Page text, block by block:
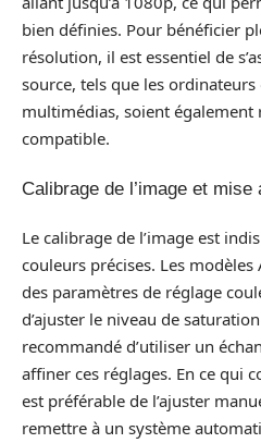
bien définies. Pour bénéficier
résolution, il est essentiel de
source, tels que les ordinateurs
multimédias, soient également
compatible.
Calibrage de l’image et mise
Le calibrage de l’image est
couleurs précises. Les
des paramètres de réglage
d’ajuster le niveau de
recommandé d’utiliser un
affiner ces réglages. En ce qui
est préférable de l’ajuster
remettre à un système